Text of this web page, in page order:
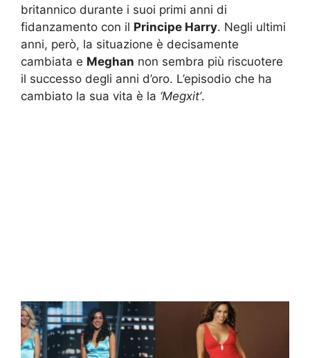
britannico durante i suoi primi anni di
fidanzamento con il Principe Harry. Negli ultimi
anni, però, la situazione è decisamente
cambiata e Meghan non sembra più riscuotere
il successo degli anni d’oro. L’episodio che ha
cambiato la sua vita è la ‘Megxit’.